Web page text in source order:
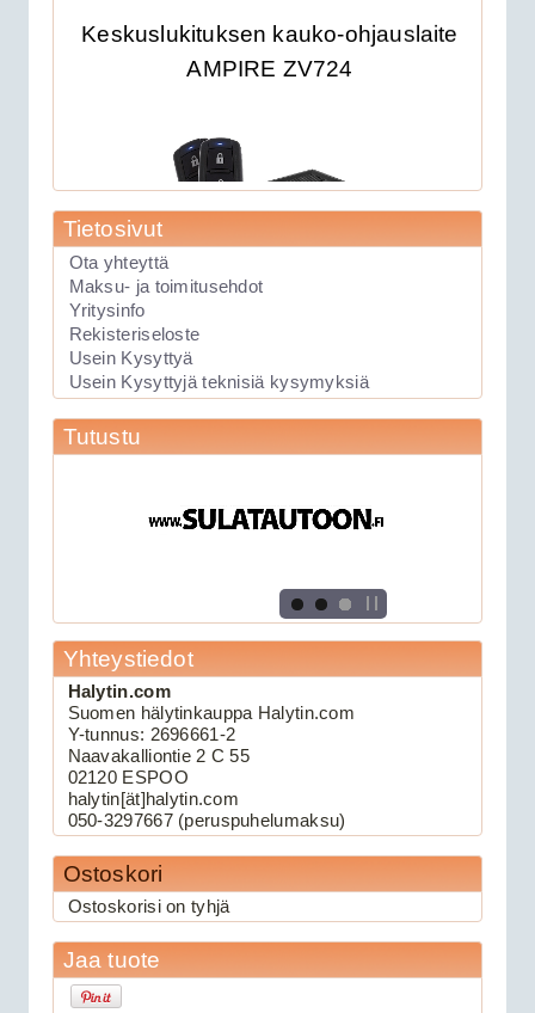
Keskuslukituksen kauko-ohjauslaite
AMPIRE ZV724
Laite soveltuu KAIKK...
Keskuslukituksen kauko-ohjauslaite
Viper 211HV
109.00€
Keskuslukituksen kau...
Viper 3105V autohälytin
Tietosivut
Ota yhteyttä
Maksu- ja toimitusehdot
Yritysinfo
Rekisteriseloste
Usein Kysyttyä
Usein Kysyttyjä teknisiä kysymyksiä
Tutustu
Yhteystiedot
Halytin.com
Suomen hälytinkauppa Halytin.com
Y-tunnus: 2696661-2
Naavakalliontie 2 C 55
02120 ESPOO
halytin[ät]halytin.com
050-3297667 (peruspuhelumaksu)
Ostoskori
Ostoskorisi on tyhjä
Jaa tuote